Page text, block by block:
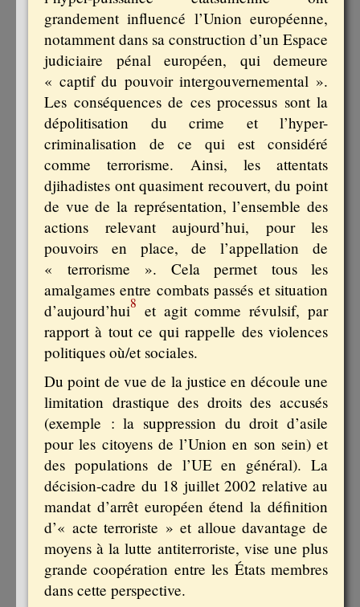
grandement influencé l’Union européenne,
notamment dans sa construction d’un Espace
judiciaire pénal européen, qui demeure
« captif du pouvoir intergouvernemental ».
Les conséquences de ces processus sont la
dépolitisation du crime et l’hyper-
criminalisation de ce qui est considéré
comme terrorisme. Ainsi, les attentats
djihadistes ont quasiment recouvert, du point
de vue de la représentation, l’ensemble des
actions relevant aujourd’hui, pour les
pouvoirs en place, de l’appellation de
« terrorisme ». Cela permet tous les
amalgames entre combats passés et situation
d’aujourd’hui8 et agit comme révulsif, par
rapport à tout ce qui rappelle des violences
politiques où/et sociales.
Du point de vue de la justice en découle une
limitation drastique des droits des accusés
(exemple : la suppression du droit d’asile
pour les citoyens de l’Union en son sein) et
des populations de l’UE en général). La
décision-cadre du 18 juillet 2002 relative au
mandat d’arrêt européen étend la définition
d’« acte terroriste » et alloue davantage de
moyens à la lutte antiterroriste, vise une plus
grande coopération entre les États membres
dans cette perspective.